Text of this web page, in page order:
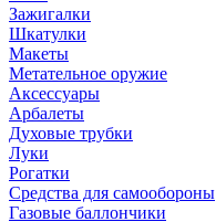
Зажигалки
Шкатулки
Макеты
Метательное оружие
Аксессуары
Арбалеты
Духовые трубки
Луки
Рогатки
Средства для самообороны
Газовые баллончики